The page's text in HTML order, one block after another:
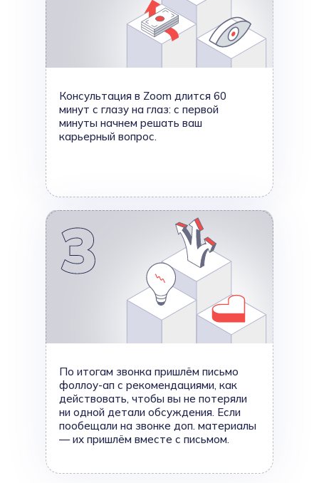
Консультация в Zoom длится 60
минут с глазу на глаз: с первой
минуты начнем решать ваш
карьерный вопрос.
По итогам звонка пришлём письмо
фоллоу-ап с рекомендациями, как
действовать, чтобы вы не потеряли
ни одной детали обсуждения. Если
пообещали на звонке доп. материалы
— их пришлём вместе с письмом.